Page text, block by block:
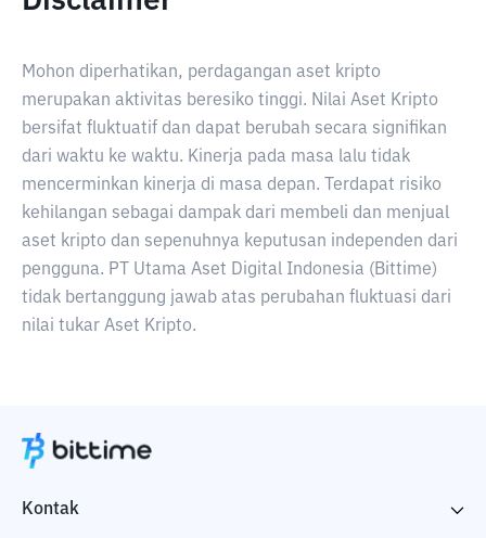
Mohon diperhatikan, perdagangan aset kripto
merupakan aktivitas beresiko tinggi. Nilai Aset Kripto
bersifat fluktuatif dan dapat berubah secara signifikan
dari waktu ke waktu. Kinerja pada masa lalu tidak
mencerminkan kinerja di masa depan. Terdapat risiko
kehilangan sebagai dampak dari membeli dan menjual
aset kripto dan sepenuhnya keputusan independen dari
pengguna. PT Utama Aset Digital Indonesia (Bittime)
tidak bertanggung jawab atas perubahan fluktuasi dari
nilai tukar Aset Kripto.
Kontak